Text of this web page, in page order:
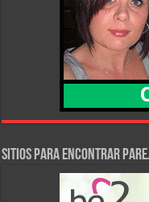
SITIOS PARA ENCONTRAR